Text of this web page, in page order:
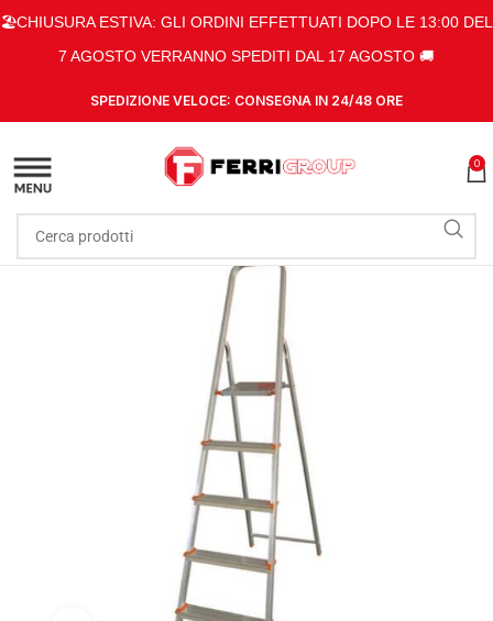
🏖️CHIUSURA ESTIVA: GLI ORDINI EFFETTUATI DOPO LE 13:00 DEL
7 AGOSTO VERRANNO SPEDITI DAL 17 AGOSTO 🚚
SPEDIZIONE VELOCE: CONSEGNA IN 24/48 ORE
0